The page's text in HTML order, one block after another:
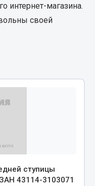
интернет-магазина.
своей
ступицы
43114-3103071